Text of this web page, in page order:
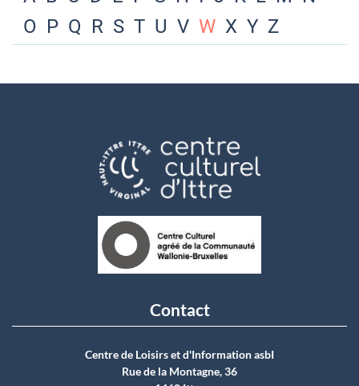
O P Q R S T U V W X Y Z
Contact
Centre de Loisirs et d'Information asbI
Rue de la Montagne, 36